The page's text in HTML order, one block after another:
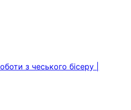
з чеського бісеру |